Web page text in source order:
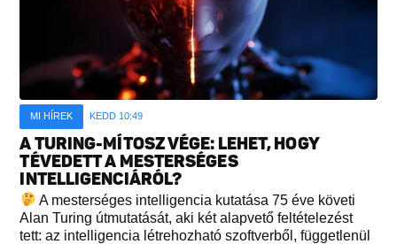
MI HÍREK KEDD 10:49
A TURING-MÍTOSZ VÉGE: LEHET, HOGY
TÉVEDETT A MESTERSÉGES
INTELLIGENCIÁRÓL?
A mesterséges intelligencia kutatása 75 éve követi
Alan Turing útmutatását, aki két alapvető feltételezést
tett: az intelligencia létrehozható szoftverből, függetlenül